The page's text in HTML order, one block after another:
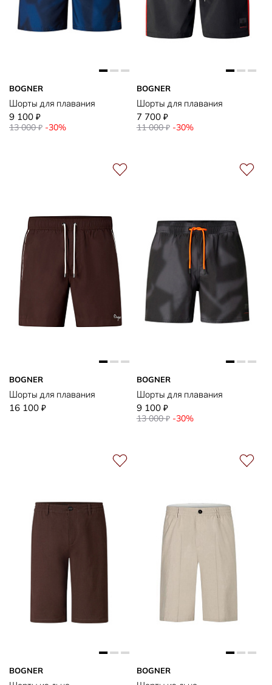
BOGNER
Шорты для плавания
9 100 ₽
13 000₽ -30%
BOGNER
Шорты для плавания
7 700 ₽
11 000₽ -30%
BOGNER
Шорты для плавания
16 100 ₽
BOGNER
Шорты для плавания
9 100 ₽
13 000₽ -30%
BOGNER BOGNER